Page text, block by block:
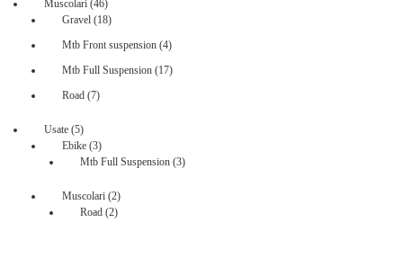
Muscolari 4646
prodotti
Gravel 1818
Mtb Front suspension 44
Mtb Full Suspension 1717
Road 77
Usate 55
prodotti
Ebike 33
prodotti
Mtb Full Suspension 33
Muscolari 22
prodotti
Road 22